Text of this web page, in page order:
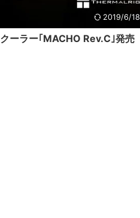
2019/6/18
ーラー｢MACHO Rev.C｣発売